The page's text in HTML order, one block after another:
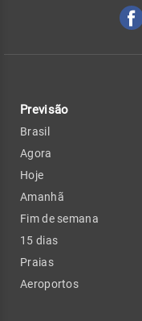
Previsão
Brasil
Agora
Hoje
Amanhã
Fim de semana
15 dias
Praias
Aeroportos